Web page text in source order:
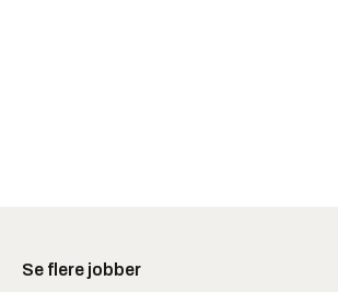
Se flere jobber